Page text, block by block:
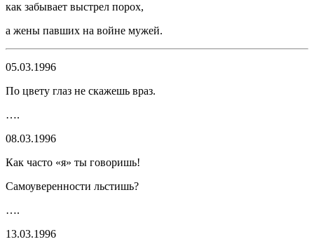
как забывает выстрел порох,
а жены павших на войне мужей.
05.03.1996
По цвету глаз не скажешь враз.
….
08.03.1996
Как часто «я» ты говоришь!
Самоуверенности льстишь?
….
13.03.1996